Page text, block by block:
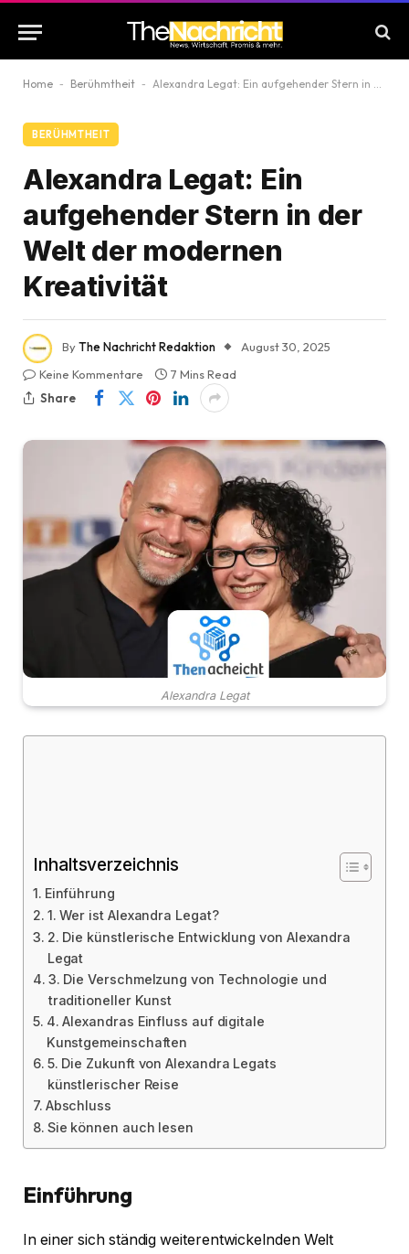
Home - Berühmtheit - Alexandra Legat: Ein aufgehender Stern in der Welt der modernen Kreativität
BERÜHMTHEIT
Alexandra Legat: Ein
aufgehender Stern in der
Welt der modernen
Kreativität
ByThe Nachricht Redaktion
August 30, 2025
Keine Kommentare
7 Mins Read
Share
Alexandra Legat
Inhaltsverzeichnis
Einführung
1. Wer ist Alexandra Legat?
2. Die künstlerische Entwicklung von Alexandra
Legat
3. Die Verschmelzung von Technologie und
traditioneller Kunst
4. Alexandras Einfluss auf digitale
Kunstgemeinschaften
5. Die Zukunft von Alexandra Legats
künstlerischer Reise
Abschluss
Sie können auch lesen
Einführung
In einer sich ständig weiterentwickelnden Welt